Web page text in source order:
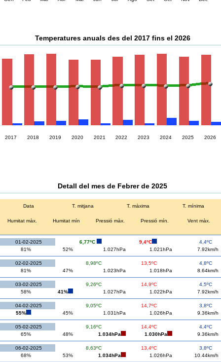
Temperatures anuals des del 2017 fins el 2026
2017 2018 2019 2020 2021 2022 2023 2024 2025 2026
Detall del mes de Febrer de 2025
Data T. mitjana T. màxima T. mínima
Humitat màx. Humitat mín Pressió màx. Pressió mín. Vent màx.
01-02-2025 6,77ºC 9,4ºC
4,4ºC
81%
52% 1.027hPa 1.021hPa 7.92km/h
02-02-2025 8,98ºC 13,5ºC
4,8ºC
81%
47% 1.023hPa 1.018hPa 8.64km/h
03-02-2025 9,26ºC 14,9ºC
4,5ºC
58%
41% 1.027hPa 1.022hPa 7.92km/h
04-02-2025 9,05ºC 14,7ºC
3,8ºC
55%
45% 1.031hPa 1.026hPa 9.36km/h
05-02-2025 9,16ºC 14,4ºC
4,4ºC
65%
48% 1.034hPa 1.030hPa 9.36km/h
06-02-2025 8,63ºC 13,4ºC
3,8ºC
68%
53% 1.034hPa 1.026hPa 10.44km/h